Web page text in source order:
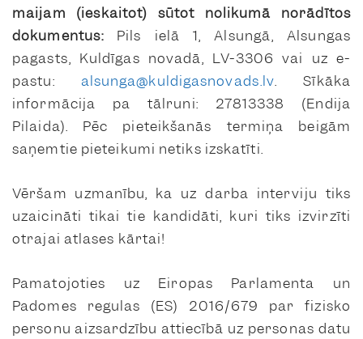
maijam (ieskaitot) sūtot nolikumā norādītos
dokumentus: Pils ielā 1, Alsungā, Alsungas
pagasts, Kuldīgas novadā, LV-3306 vai uz e-
pastu: alsunga@kuldigasnovads.lv. Sīkāka
informācija pa tālruni: 27813338 (Endija
Pilaida).
Pēc pieteikšanās termiņa beigām
saņemtie pieteikumi netiks izskatīti.
Vēršam uzmanību, ka uz darba interviju tiks
uzaicināti tikai tie kandidāti, kuri tiks izvirzīti
otrajai atlases kārtai!
Pamatojoties uz Eiropas Parlamenta un
Padomes regulas (ES) 2016/679 par fizisko
personu aizsardzību attiecībā uz personas datu